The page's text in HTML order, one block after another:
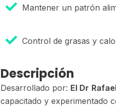
Mantener un patrón
Control de grasas y
Descripción
Desarrollado por: El Dr
capacitado y experimentado